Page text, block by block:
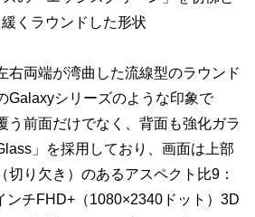
くラウンドした形状
右両端が湾曲した流線型のラウンド
Galaxyシリーズのような印象で
う前面だけでなく、背面も強化ガラ
」を採用しており、画面は上部
切り欠き）のあるアスペクト比9：
ンチFHD+（1080×2340ドット）3D